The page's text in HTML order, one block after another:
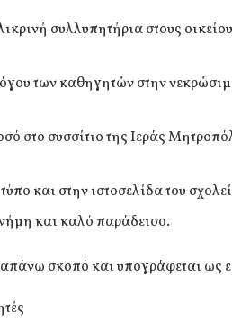
συλλυπητήρια στους
των καθηγητών στην
στο συσσίτιο της Ιεράς
και στην ιστοσελίδα του
και καλό παράδεισο.
σκοπό και υπογράφεται ως